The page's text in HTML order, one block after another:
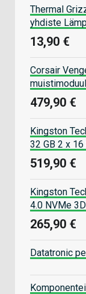
Thermal
yhdiste
13,90 €
Corsair
479,90 €
Kingston
32 GB 2 x 16
519,90 €
Kingston
4.0 NVMe
265,90 €
Datatronic